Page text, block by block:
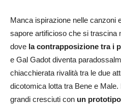
Manca ispirazione nelle canzoni
sapore artificioso che si trascina
dove la contrapposizione tra i
e Gal Gadot diventa
chiacchierata rivalità tra le due
dicotomica lotta tra Bene e
grandi cresciuti con un